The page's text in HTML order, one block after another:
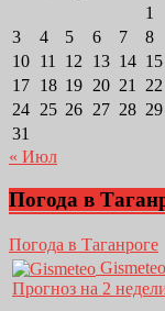
1
3
4 5 6 7 8
10 11 12 13 14 15
17 18 19 20 21 22
24 25 26 27 28 29
31
« Июл
Погода в
Погода в Таганроге
Gismeteo
Прогноз на 2